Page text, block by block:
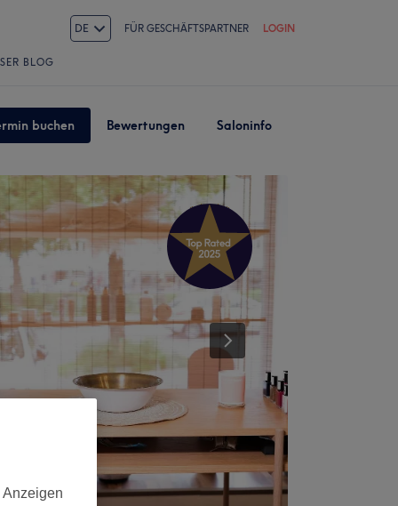
DE FÜR GESCHÄFTSPARTNER LOGIN
BLOG
buchen Bewertungen Saloninfo